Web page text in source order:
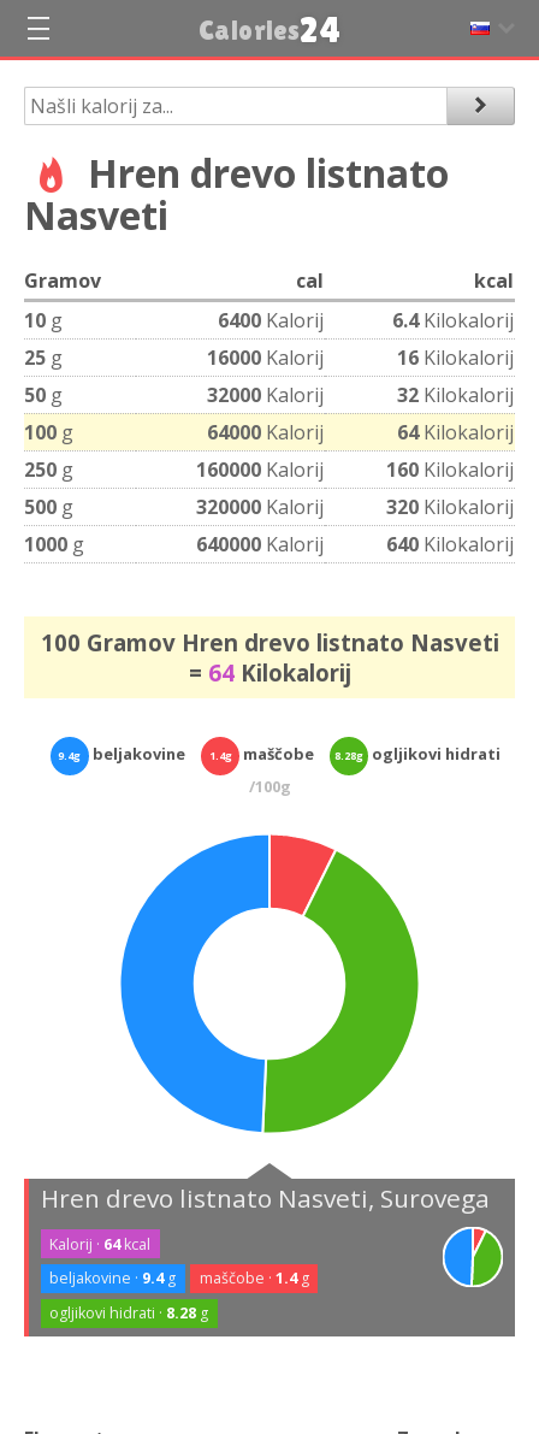
Calories24
Hren drevo listnato
Nasveti
Gramov cal
kcal
10 g 6400 Kalorij 6.4Kilokalorij
25 g 16000 Kalorij 16 Kilokalorij
50 g 32000 Kalorij 32 Kilokalorij
100 g 64000 Kalorij 64Kilokalorij
250 g 160000 Kalorij 160 Kilokalorij
500 g 320000 Kalorij 320 Kilokalorij
1000 g 640000 Kalorij 640 Kilokalorij
100 Gramov Hren drevo listnato Nasveti
= 64Kilokalorij
9.4g beljakovine 1.4g maščobe 8.28g
ogljikovi hidrati
/100g
Hren drevo listnato Nasveti, Surovega
Kalorij · 64kcal
beljakovine · 9.4g maščobe · 1.4g
ogljikovi hidrati · 8.28 g